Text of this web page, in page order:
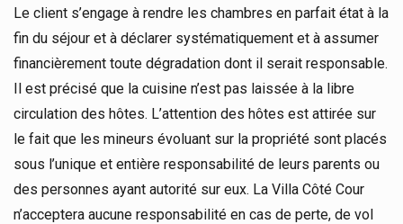
Le client s’engage à rendre les chambres en parfait état à la
fin du séjour et à déclarer systématiquement et à assumer
financièrement toute dégradation dont il serait responsable.
Il est précisé que la cuisine n’est pas laissée à la libre
circulation des hôtes. L’attention des hôtes est attirée sur
le fait que les mineurs évoluant sur la propriété sont placés
sous l’unique et entière responsabilité de leurs parents ou
des personnes ayant autorité sur eux. La Villa Côté Cour
n’acceptera aucune responsabilité en cas de perte, de vol